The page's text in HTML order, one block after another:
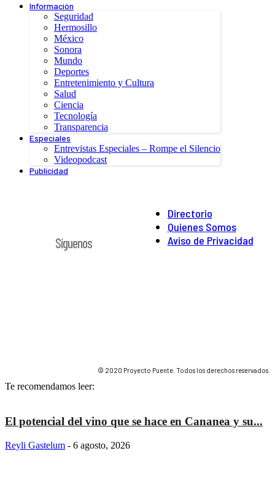
Información
Seguridad
Hermosillo
México
Sonora
Mundo
Deportes
Entretenimiento y Cultura
Salud
Ciencia
Tecnología
Transparencia
Especiales
Entrevistas Especiales – Rompe el Silencio
Videopodcast
Publicidad
Directorio
Quienes Somos
Aviso de Privacidad
Síguenos
© 2020 Proyecto Puente. Todos los derechos reservados.
Te recomendamos leer:
El potencial del vino que se hace en Cananea y su...
Reyli Gastelum - 6 agosto, 2026